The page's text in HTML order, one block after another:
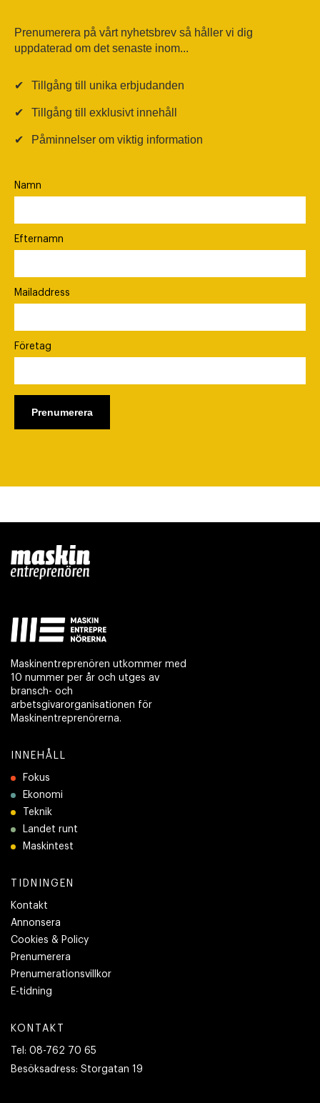
Prenumerera på vårt nyhetsbrev så håller vi dig
uppdaterad om det senaste inom...
✔ Tillgång till unika erbjudanden
✔ Tillgång till exklusivt innehåll
✔ Påminnelser om viktig information
Namn
Efternamn
Mailaddress
Företag
Maskinentreprenören utkommer med
10 nummer per år och utges av
bransch- och
arbetsgivarorganisationen för
Maskinentreprenörerna.
INNEHÅLL
Fokus
Ekonomi
Teknik
Landet runt
Maskintest
TIDNINGEN
Kontakt
Annonsera
Cookies & Policy
Prenumerera
Prenumerationsvillkor
E-tidning
KONTAKT
Tel: 08-762 70 65
Besöksadress: Storgatan 19